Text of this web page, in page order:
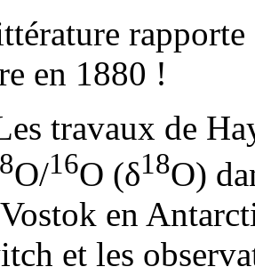
rapporte
en 1880 !
travaux de
O/16O (δ18O)
en
et les